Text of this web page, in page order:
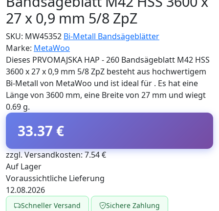
27 x 0,9 mm 5/8 ZpZ
SKU: MW45352 Bi-Metall Bandsägeblätter
Marke: MetaWoo
Dieses PRVOMAJSKA HAP - 260 Bandsägeblatt M42 HSS
3600 x 27 x 0,9 mm 5/8 ZpZ besteht aus hochwertigem
Bi-Metall von MetaWoo und ist ideal für . Es hat eine
Länge von 3600 mm, eine Breite von 27 mm und wiegt
0.69 g.
33.37 €
zzgl. Versandkosten: 7.54 €
Auf Lager
Voraussichtliche Lieferung
12.08.2026
Schneller Versand Sichere Zahlung